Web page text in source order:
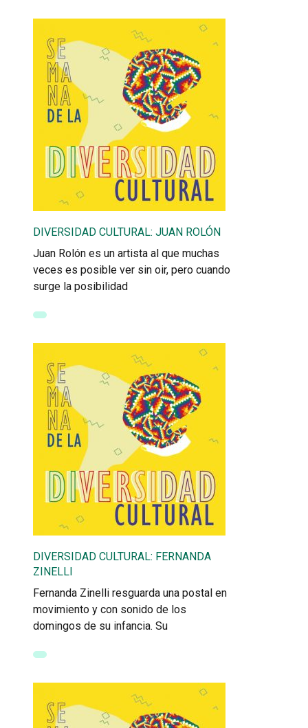
DIVERSIDAD CULTURAL: JUAN ROLÓN
Juan Rolón es un artista al que muchas
veces es posible ver sin oir, pero cuando
surge la posibilidad
DIVERSIDAD CULTURAL: FERNANDA
ZINELLI
Fernanda Zinelli resguarda una postal en
movimiento y con sonido de los
domingos de su infancia. Su